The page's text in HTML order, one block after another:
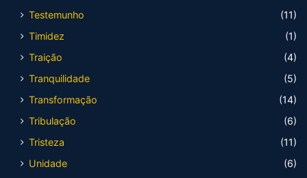
Testemunho
(11)
Timidez
(1)
Traição
(4)
Tranquilidade
(5)
Transformação
(14)
Tribulação
(6)
Tristeza
(11)
Unidade
(6)